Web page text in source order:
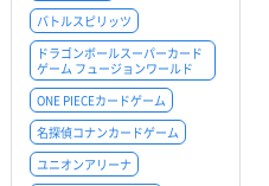
バトルスピリッツ
ドラゴンボールスーパーカード
ゲーム フュージョンワールド
ONE PIECEカードゲーム
名探偵コナンカードゲーム
ユニオンアリーナ